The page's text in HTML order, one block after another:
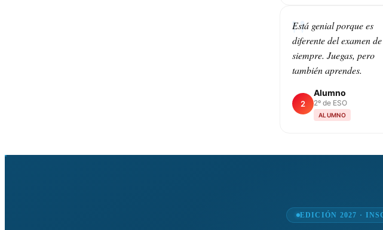
Está genial porque es
diferente del examen de
siempre. Juegas, pero
también aprendes.
2
Alumno
2º de ESO
ALUMNO
EDICIÓN 2027 ·